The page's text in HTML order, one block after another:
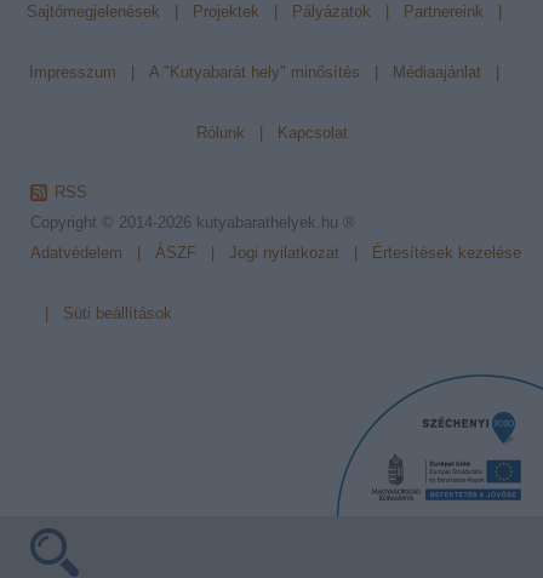
Sajtómegjelenések | Projektek | Pályázatok | Partnereink |
Impresszum | A "Kutyabarát hely" minősítés | Médiaajánlat |
Rólunk | Kapcsolat
RSS
Copyright © 2014-2026 kutyabarathelyek.hu ®
Adatvédelem | ÁSZF | Jogi nyilatkozat | Értesítések kezelése
| Süti beállítások